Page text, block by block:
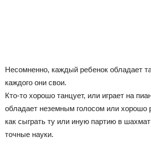
Несомненно, каждый ребенок обладает
каждого они свои.
Кто-то хорошо танцует, или играет на
обладает неземным голосом или хорошо
как сыграть ту или иную партию в
точные науки.